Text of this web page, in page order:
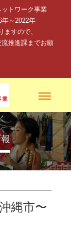
トワーク事業
～2022年
すので、
推進課までお願
Toggle
縄市〜